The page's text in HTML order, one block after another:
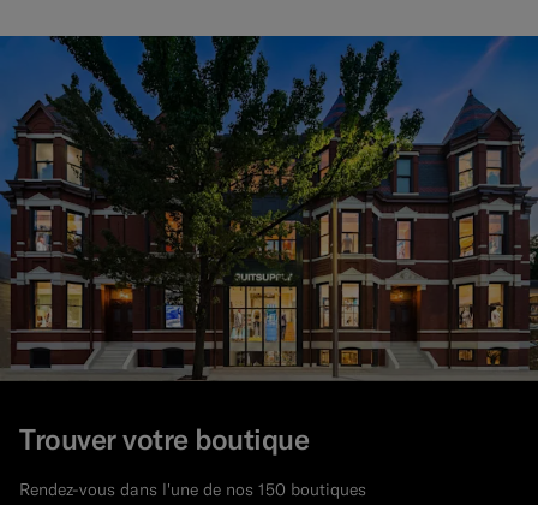
Trouver votre boutique
Rendez-vous dans l'une de nos 150 boutiques